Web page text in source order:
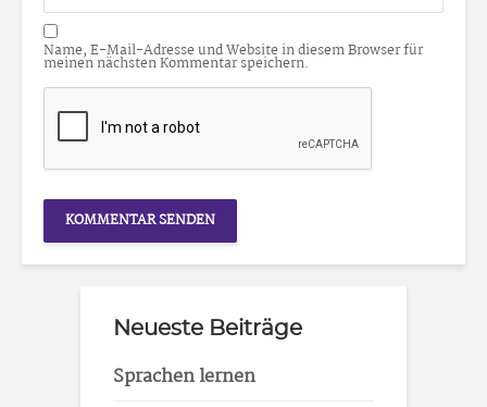
Name, E-Mail-Adresse und Website in diesem Browser für
meinen nächsten Kommentar speichern.
Neueste Beiträge
Sprachen lernen